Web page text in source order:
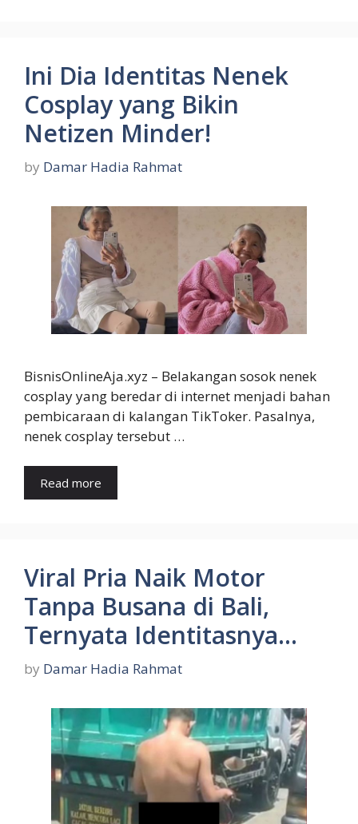
Ini Dia Identitas Nenek
Cosplay yang Bikin
Netizen Minder!
by Damar Hadia Rahmat
BisnisOnlineAja.xyz – Belakangan sosok nenek
cosplay yang beredar di internet menjadi bahan
pembicaraan di kalangan TikToker. Pasalnya,
nenek cosplay tersebut …
Read more
Viral Pria Naik Motor
Tanpa Busana di Bali,
Ternyata Identitasnya…
by Damar Hadia Rahmat